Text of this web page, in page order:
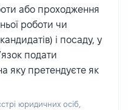
або проходження
роботи чи
і посаду, у
подати
яку претендуєте як
юридичних осіб,